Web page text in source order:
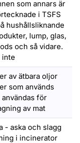
som annars är
i TSFS
hushållsliknande
lump, glas,
och så vidare.
inte
av ätbara oljor
som används
för
av mat
- aska och slagg
i incinerator